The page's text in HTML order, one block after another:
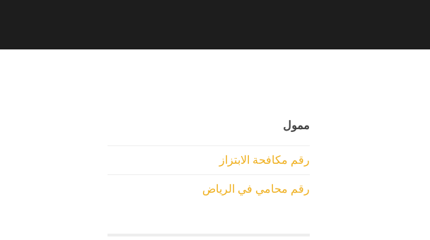
ممول
رقم مكافحة الابتزاز
رقم محامي في الرياض